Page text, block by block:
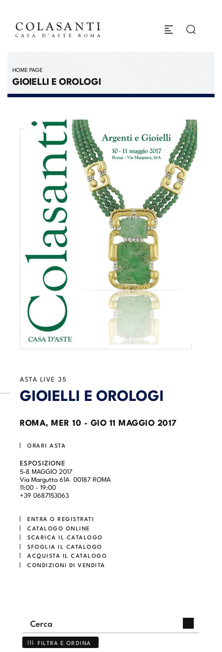
HOME PAGE
GIOIELLI E OROLOGI
ASTA LIVE 35
GIOIELLI E OROLOGI
ROMA, MER 10 - GIO 11 MAGGIO 2017
ORARI ASTA
ESPOSIZIONE
5-8 MAGGIO 2017
Via Margutta 61A 00187 ROMA
11:00 - 19:00
+39 0687153063
ENTRA O REGISTRATI
CATALOGO ONLINE
SCARICA IL CATALOGO
SFOGLIA IL CATALOGO
ACQUISTA IL CATALOGO
CONDIZIONI DI VENDITA
FILTRA E ORDINA